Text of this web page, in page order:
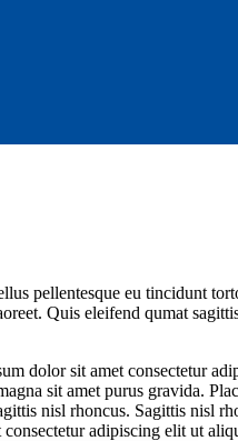
pellentesque eu tincidunt
Quis eleifend qumat
dolor sit amet consectetur
sit amet purus gravida.
nisl rhoncus. Sagittis nisl
adipiscing elit ut